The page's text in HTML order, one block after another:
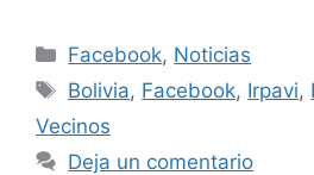
Categorías
Facebook, Noticias
Etiquetas
Bolivia, Facebook, Irpavi,
Vecinos
Deja un comentario